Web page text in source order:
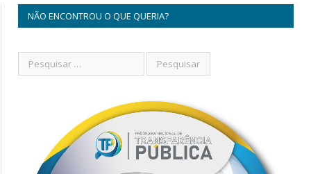
NÃO ENCONTROU O QUE QUERIA?